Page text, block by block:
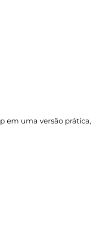
em uma versão prática,